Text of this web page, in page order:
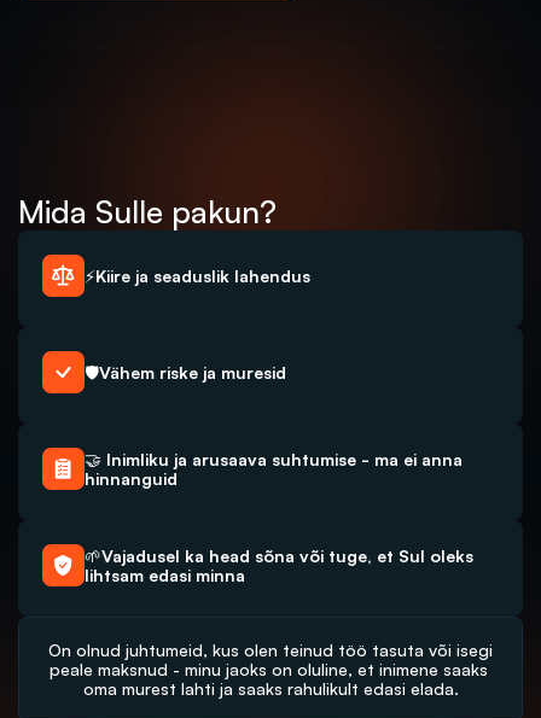
Mida Sulle pakun?
⚡Kiire ja seaduslik lahendus
🛡️Vähem riske ja muresid
🤝 Inimliku ja arusaava suhtumise - ma ei anna
hinnanguid
🌱Vajadusel ka head sõna või tuge, et Sul oleks
lihtsam edasi minna
On olnud juhtumeid, kus olen teinud töö tasuta või isegi
peale maksnud - minu jaoks on oluline, et inimene saaks
oma murest lahti ja saaks rahulikult edasi elada.